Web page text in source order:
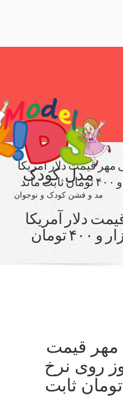
مدل کودک
و فشن کودک و نوجوان
دلار آمریكا
آمریكا
امروز روی نرخ ۱۱ هزار و ۴۰۰ تومان
قیمت
نرخ
تومان ثابت